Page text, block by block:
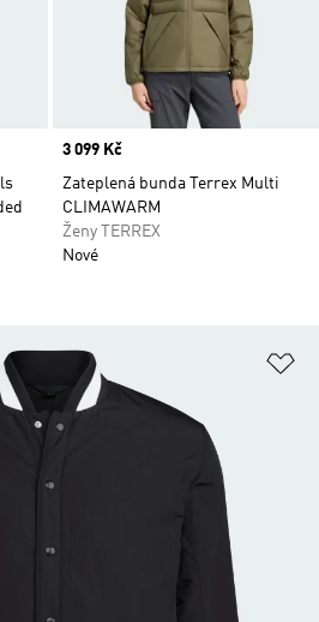
Price
3 099 Kč
Zateplená bunda Terrex Multi
CLIMAWARM
Ženy TERREX
Nové